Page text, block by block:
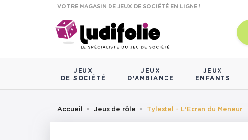
VOTRE MAGASIN DE JEUX DE SOCIÉTÉ EN LIGNE !
JEUX
DE SOCIÉTÉ
JEUX
D'AMBIANCE
JEUX
ENFANTS
Accueil Jeux de rôle Tylestel - L'Ecran du Meneur